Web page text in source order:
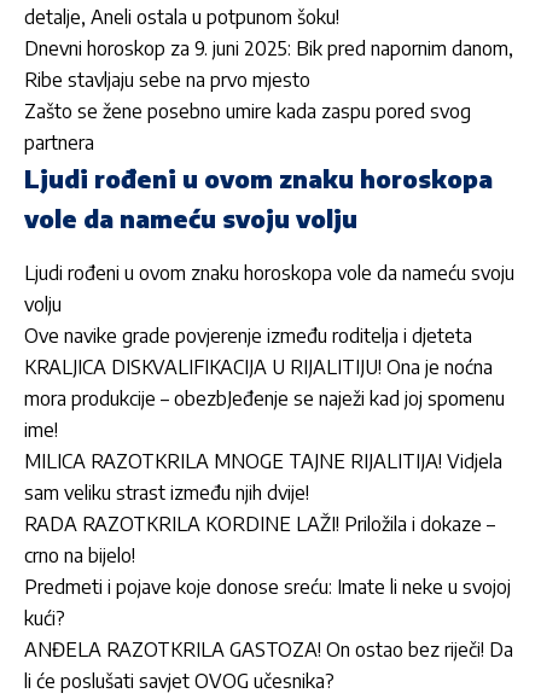
detalje, Aneli ostala u potpunom šoku!
Dnevni horoskop za 9. juni 2025: Bik pred napornim danom,
Ribe stavljaju sebe na prvo mjesto
Zašto se žene posebno umire kada zaspu pored svog
partnera
Ljudi rođeni u ovom znaku horoskopa
vole da nameću svoju volju
Ljudi rođeni u ovom znaku horoskopa vole da nameću svoju
volju
Ove navike grade povjerenje između roditelja i djeteta
KRALJICA DISKVALIFIKACIJA U RIJALITIJU! Ona je noćna
mora produkcije – obezbJeđenje se naježi kad joj spomenu
ime!
MILICA RAZOTKRILA MNOGE TAJNE RIJALITIJA! Vidjela
sam veliku strast između njih dvije!
RADA RAZOTKRILA KORDINE LAŽI! Priložila i dokaze –
crno na bijelo!
Predmeti i pojave koje donose sreću: Imate li neke u svojoj
kući?
ANĐELA RAZOTKRILA GASTOZA! On ostao bez riječi! Da
li će poslušati savjet OVOG učesnika?